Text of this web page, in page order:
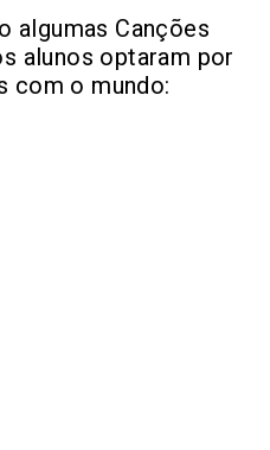
algumas Canções
alunos optaram por
com o mundo: